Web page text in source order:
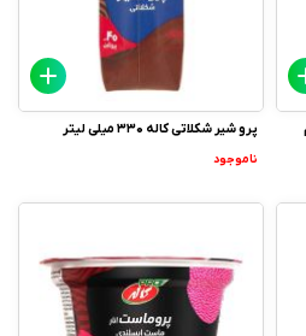
پرو شیر شکلاتی کاله 330 میلی لیتر
ناموجود